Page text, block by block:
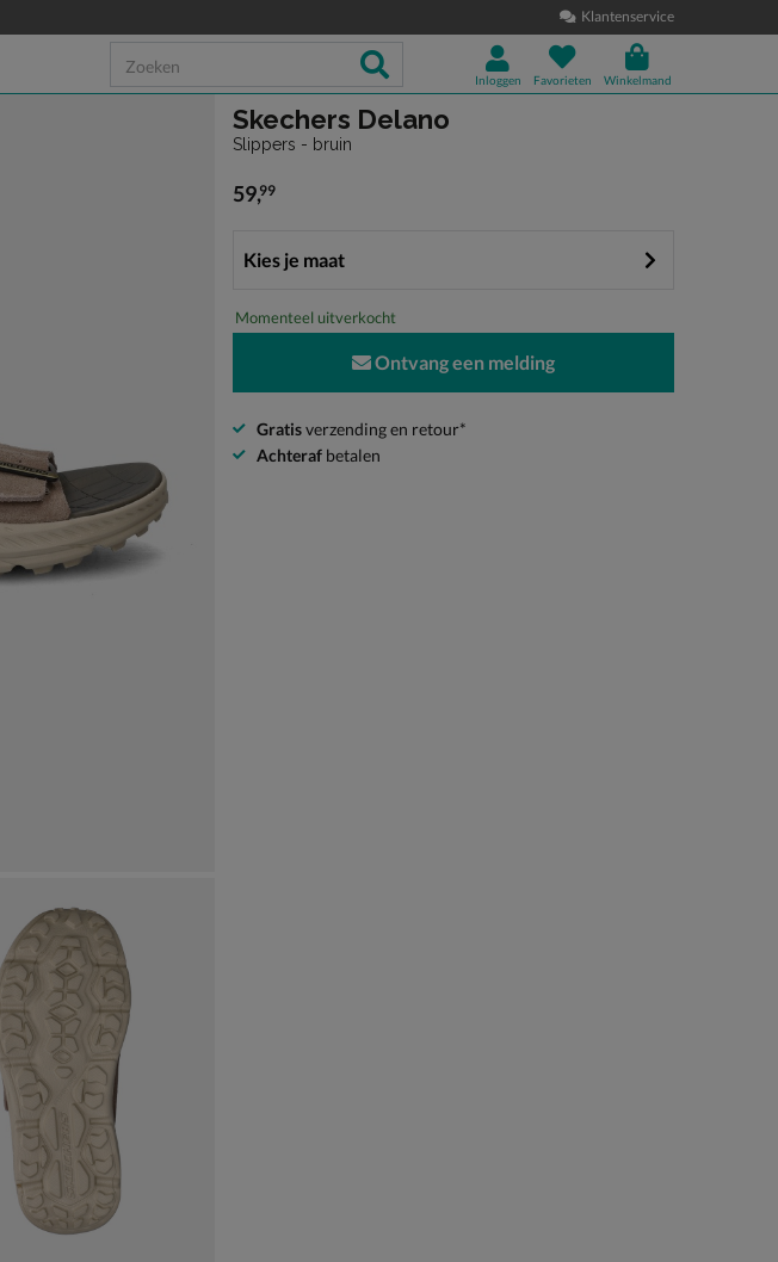
Klantenservice
Inloggen Favorieten Winkelmand
Skechers Delano
Slippers - bruin
€ 59,99
59,99
Kies je maat
Momenteel uitverkocht
Ontvang een melding
Gratisverzending en retour*
Achteraf betalen